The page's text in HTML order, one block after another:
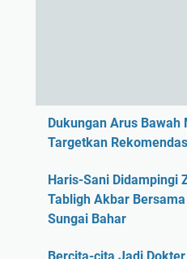
Dukungan Arus Bawah
Targetkan
Haris-Sani Didampingi
Tabligh Akbar
Sungai Bahar